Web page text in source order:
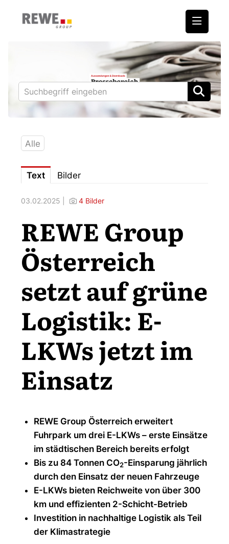
REWE International AG
BILLA
PENNY
BIPA
Downloads
Fotos – Vorstand
Kontakt
Alle
Text Bilder
03.02.2025 | 4 Bilder
REWE Group
Österreich
setzt auf grüne
Logistik: E-
LKWs jetzt im
Einsatz
REWE Group Österreich erweitert
Fuhrpark um drei E-LKWs – erste Einsätze
im städtischen Bereich bereits erfolgt
Bis zu 84 Tonnen CO2-Einsparung jährlich
durch den Einsatz der neuen Fahrzeuge
E-LKWs bieten Reichweite von über 300
km und effizienten 2-Schicht-Betrieb
Investition in nachhaltige Logistik als Teil
der Klimastrategie